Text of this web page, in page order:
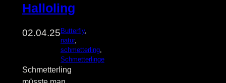
Halloling
02.04.25Butterfly
natur
schmetterling
Schmetterlinge
Schmetterling